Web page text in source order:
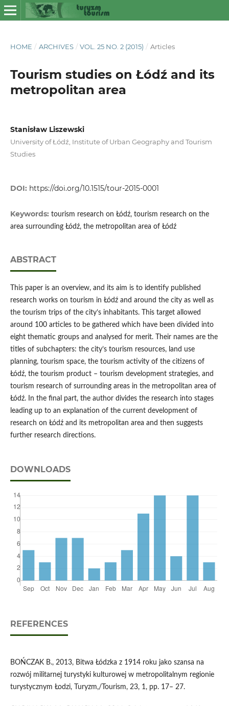
HOME / ARCHIVES / VOL. 25 NO. 2 (2015) / Articles
Tourism studies on Łódź and its
metropolitan area
Stanisław Liszewski
University of Łódź, Institute of Urban Geography and Tourism
Studies
DOI: https://doi.org/10.1515/tour-2015-0001
Keywords: tourism research on Łódź, tourism research on the
area surrounding Łódź, the metropolitan area of Łódź
ABSTRACT
This paper is an overview, and its aim is to identify published
research works on tourism in Łódź and around the city as well as
the tourism trips of the city’s inhabitants. This target allowed
around 100 articles to be gathered which have been divided into
eight thematic groups and analysed for merit. Their names are the
titles of subchapters: the city’s tourism resources, land use
planning, tourism space, the tourism activity of the citizens of
Łódź, the tourism product – tourism development strategies, and
tourism research of surrounding areas in the metropolitan area of
Łódź. In the final part, the author divides the research into stages
leading up to an explanation of the current development of
research on Łódź and its metropolitan area and then suggests
further research directions.
DOWNLOADS
REFERENCES
BOŃCZAK B., 2013, Bitwa Łódzka z 1914 roku jako szansa na
rozwój militarnej turystyki kulturowej w metropolitalnym regionie
turystycznym Łodzi, Turyzm,/Tourism, 23, 1, pp. 17– 27.